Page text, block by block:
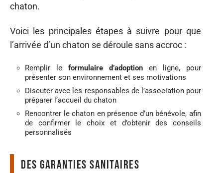
chaton.
Voici les principales étapes à suivre pour que
l’arrivée d’un chaton se déroule sans accroc :
Remplir le formulaire d’adoption en ligne, pour
présenter son environnement et ses motivations
Discuter avec les responsables de l’association pour
préparer l’accueil du chaton
Rencontrer le chaton en présence d’un bénévole, afin
de confirmer le choix et d’obtenir des conseils
personnalisés
Des garanties sanitaires